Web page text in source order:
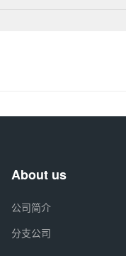
About us
公司简介
分支公司